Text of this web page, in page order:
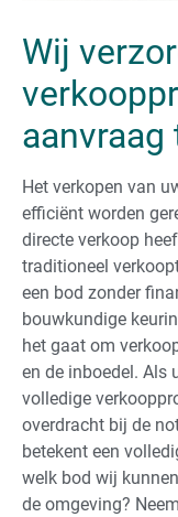
Wij
Het verkopen van
efficiënt worden
directe verkoop
traditioneel
een bod zonder
bouwkundige
het gaat om
en de inboedel. Als
volledige
overdracht bij de
betekent een
welk bod wij
de omgeving?